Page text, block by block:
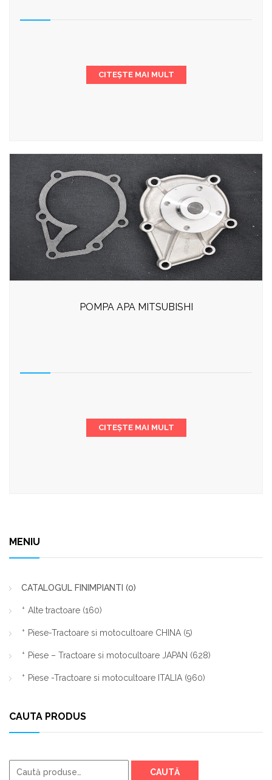
CITEȘTE MAI MULT
POMPA APA MITSUBISHI
CITEȘTE MAI MULT
MENIU
CATALOGUL FINIMPIANTI (0)
Alte tractoare (160)
Piese-Tractoare si motocultoare CHINA (5)
Piese – Tractoare si motocultoare JAPAN (628)
Piese -Tractoare si motocultoare ITALIA (960)
CAUTA PRODUS
Caută
după:
CAUTĂ